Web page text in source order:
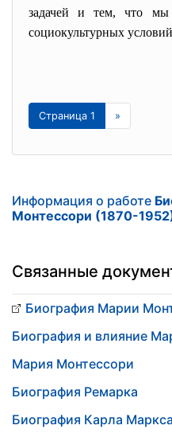
задачей и тем, что мы
социокультурных
Страница 1 »
Информация о работе
Монтессори (1870-
Связанные
Биография Марии
Биография и влияние
Мария Монтессори
Биография Ремарка
Биография Карла Маркса